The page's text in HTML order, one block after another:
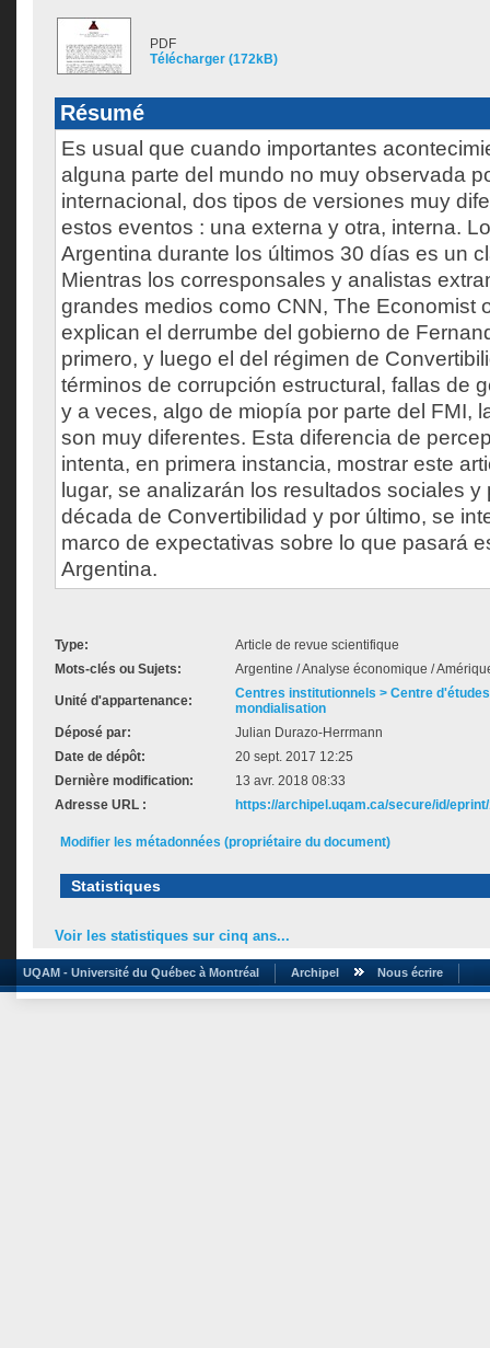
PDF
Télécharger (172kB)
Résumé
Es usual que cuando importantes
alguna parte del mundo no muy observada
internacional, dos tipos de versiones muy
estos eventos : una externa y otra, interna.
Argentina durante los últimos 30 días es un
Mientras los corresponsales y analistas
grandes medios como CNN, The Economist
explican el derrumbe del gobierno de
primero, y luego el del régimen de
términos de corrupción estructural, fallas de
y a veces, algo de miopía por parte del FMI,
son muy diferentes. Esta diferencia de
intenta, en primera instancia, mostrar este
lugar, se analizarán los resultados sociales y
década de Convertibilidad y por último, se
marco de expectativas sobre lo que pasará
Argentina.
Type:
Article de revue scientifique
Mots-clés ou Sujets:
Argentine / Analyse économique /
Unité d'appartenance:
Centres institutionnels > Centre
mondialisation
Déposé par:
Julian Durazo-Herrmann
Date de dépôt:
20 sept. 2017 12:25
Dernière modification:
13 avr. 2018 08:33
Adresse URL :
https://archipel.uqam.ca/secure/id/
Modifier les métadonnées (propriétaire du document)
Statistiques
Voir les statistiques sur cinq ans...
UQAM - Université du Québec à Montréal Archipel Nous écrire